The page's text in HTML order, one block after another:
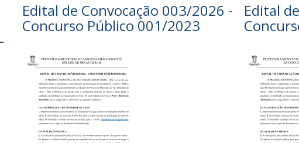
Edital de Convocação 003/2026 -
Concurso Público 001/2023
Edital